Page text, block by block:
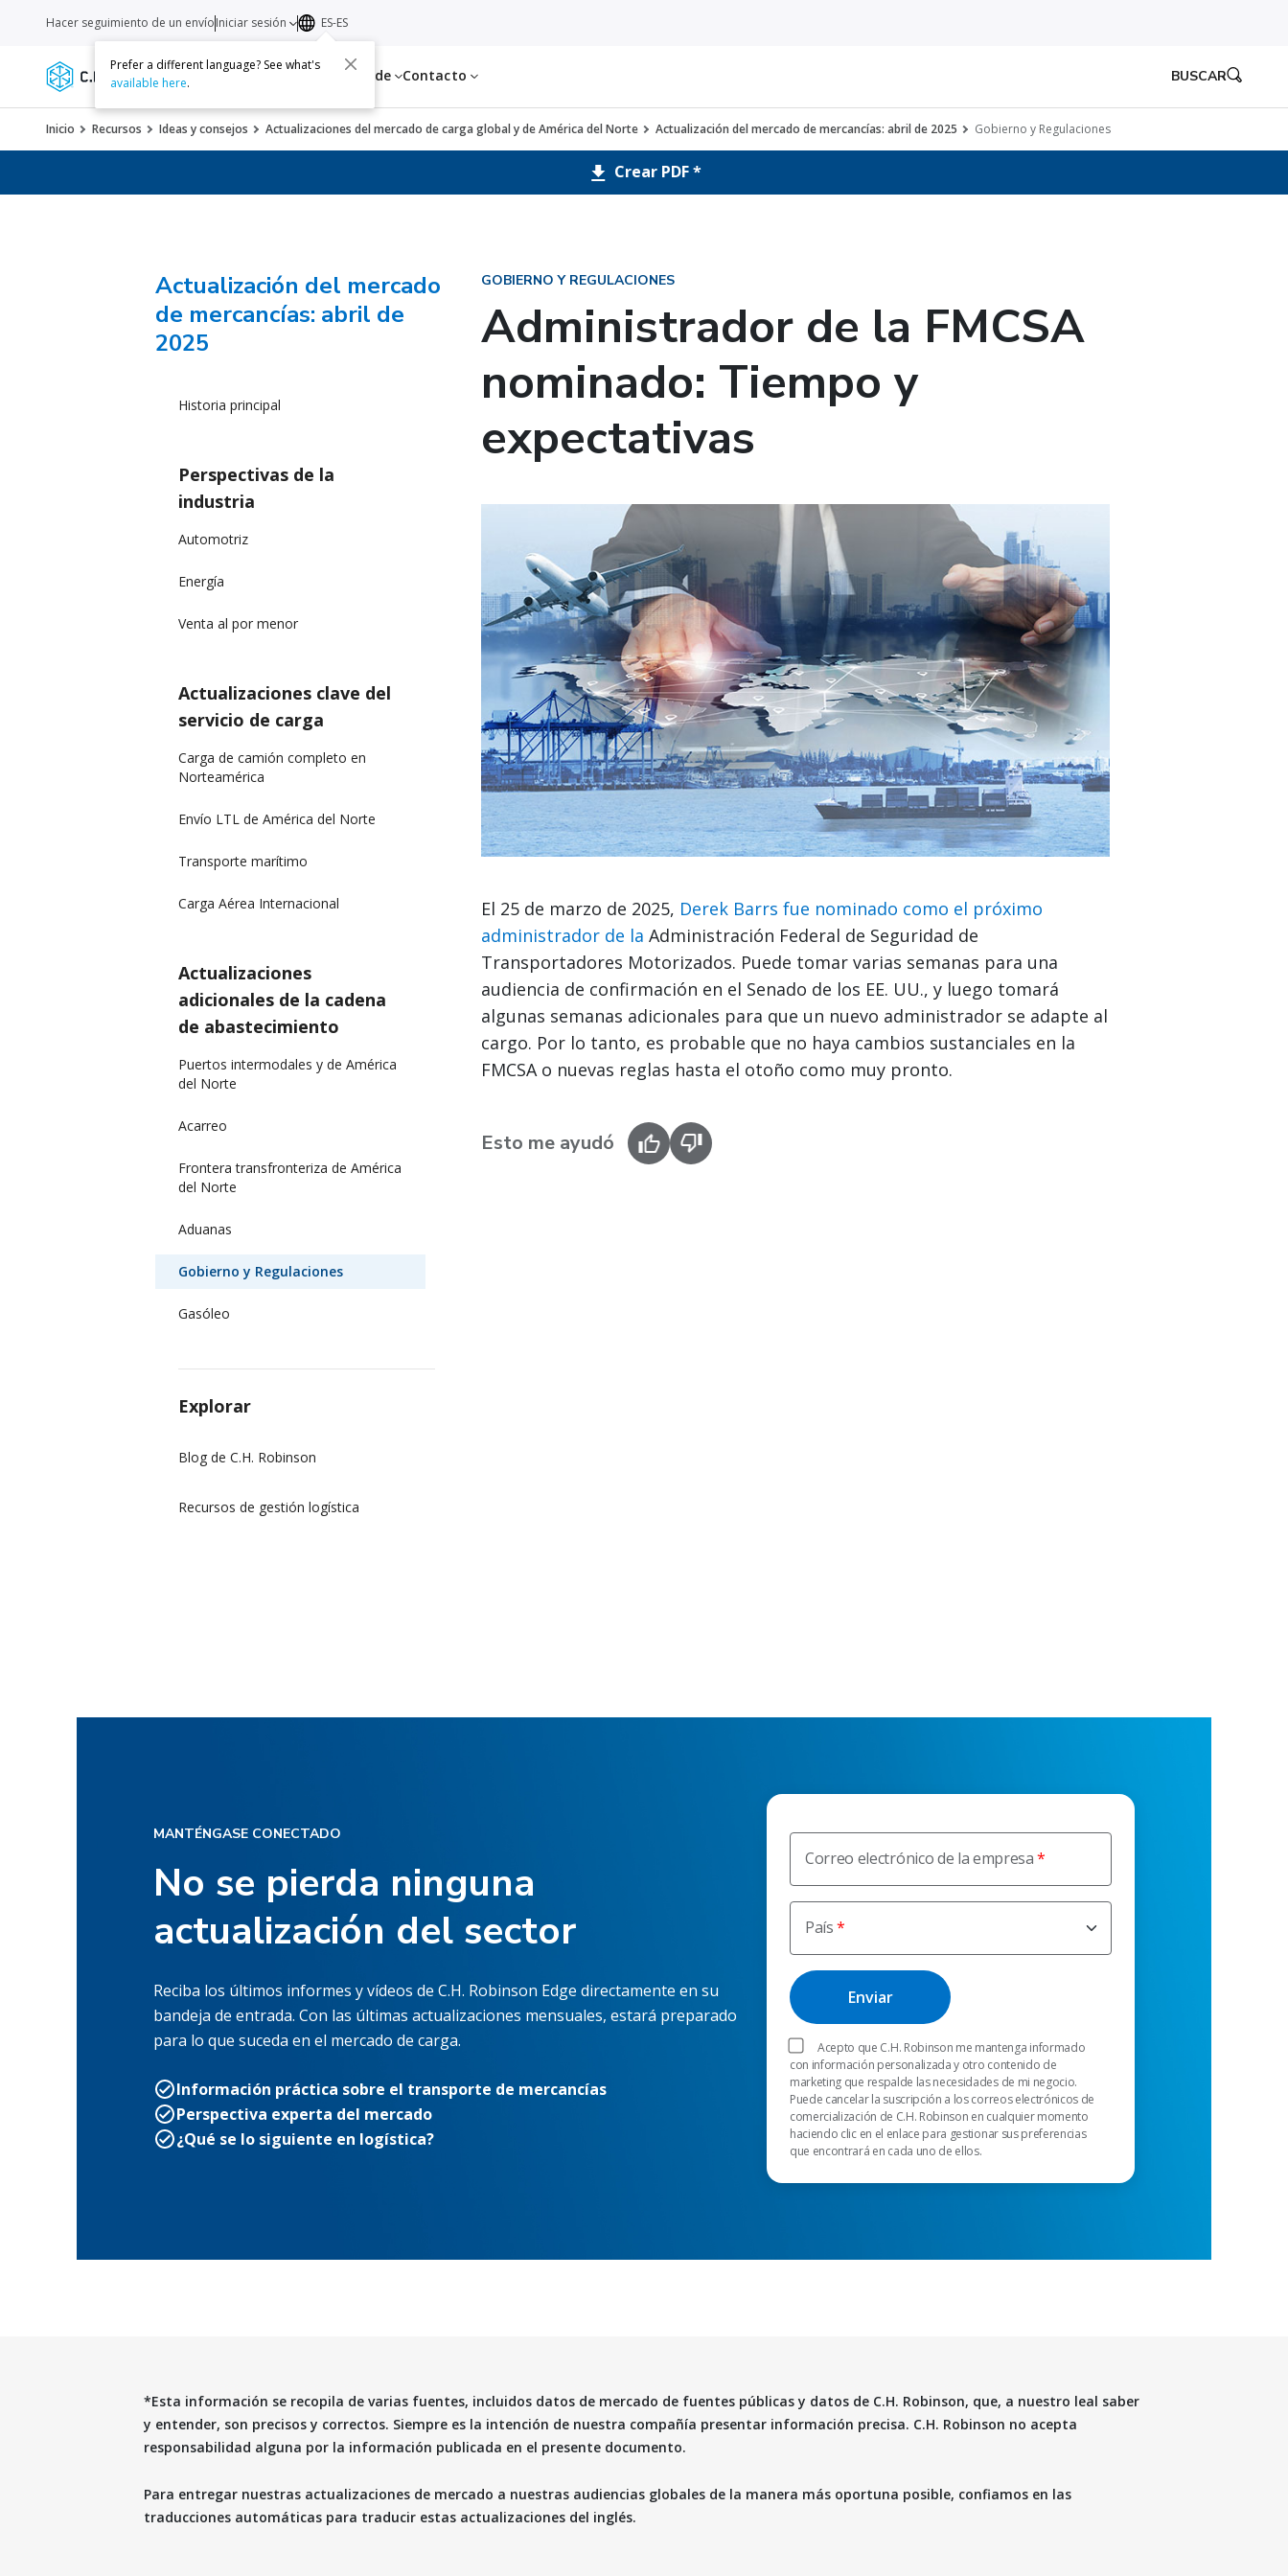
Servicios Recursos Acerca de Contacto
Hacer seguimiento de un envíoIniciar sesión ES-ES
Prefer a different language? See what's
available here. BUSCAR
Inicio Recursos Ideas y consejos Actualizaciones del mercado de carga global y de América del Norte Actualización del mercado de mercancías: abril de 2025 Gobierno y Regulaciones
Crear PDF *
GOBIERNO Y REGULACIONES
Administrador de la FMCSA
nominado: Tiempo y
expectativas
El 25 de marzo de 2025, Derek Barrs fue nominado como el próximo
administrador de la Administración Federal de Seguridad de
Transportadores Motorizados. Puede tomar varias semanas para una
audiencia de confirmación en el Senado de los EE. UU., y luego tomará
algunas semanas adicionales para que un nuevo administrador se adapte al
cargo. Por lo tanto, es probable que no haya cambios sustanciales en la
FMCSA o nuevas reglas hasta el otoño como muy pronto.
Esto me ayudó
Actualización del mercado
de mercancías: abril de
2025
Historia principal
Perspectivas de la
industria
Automotriz
Energía
Venta al por menor
Actualizaciones clave del
servicio de carga
Carga de camión completo en
Norteamérica
Envío LTL de América del Norte
Transporte marítimo
Carga Aérea Internacional
Actualizaciones
adicionales de la cadena
de abastecimiento
Puertos intermodales y de América
del Norte
Acarreo
Frontera transfronteriza de América
del Norte
Aduanas
Gobierno y Regulaciones
Gasóleo
Explorar
Blog de C.H. Robinson
Recursos de gestión logística
Correo electrónico de la empresa
País
Acepto que C.H. Robinson me mantenga informado
con información personalizada y otro contenido de
marketing que respalde las necesidades de mi negocio.
Puede cancelar la suscripción a los correos electrónicos de
comercialización de C.H. Robinson en cualquier momento
haciendo clic en el enlace para gestionar sus preferencias
que encontrará en cada uno de ellos.
MANTÉNGASE CONECTADO
No se pierda ninguna
actualización del sector
Reciba los últimos informes y vídeos de C.H. Robinson Edge directamente en su
bandeja de entrada. Con las últimas actualizaciones mensuales, estará preparado
para lo que suceda en el mercado de carga.
Información práctica sobre el transporte de mercancías
Perspectiva experta del mercado
¿Qué se lo siguiente en logística?
*Esta información se recopila de varias fuentes, incluidos datos de mercado de fuentes públicas y datos de C.H. Robinson, que, a nuestro leal saber
y entender, son precisos y correctos. Siempre es la intención de nuestra compañía presentar información precisa. C.H. Robinson no acepta
responsabilidad alguna por la información publicada en el presente documento.
Para entregar nuestras actualizaciones de mercado a nuestras audiencias globales de la manera más oportuna posible, confiamos en las
traducciones automáticas para traducir estas actualizaciones del inglés.